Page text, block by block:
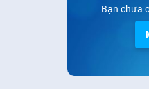
Bạn chưa